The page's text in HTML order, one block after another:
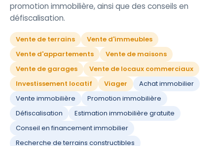
promotion immobilière, ainsi que des conseils en
défiscalisation.
Vente de terrains
Vente d'immeubles
Vente d'appartements
Vente de maisons
Vente de garages
Vente de locaux commerciaux
Investissement locatif
Viager
Achat immobilier
Vente immobilière
Promotion immobilière
Défiscalisation
Estimation immobilière gratuite
Conseil en financement immobilier
Recherche de terrains constructibles